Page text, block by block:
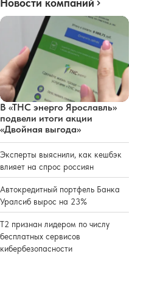
Новости компаний
В «ТНС энерго Ярославль»
подвели итоги акции
«Двойная выгода»
Эксперты выяснили, как кешбэк
влияет на спрос россиян
Автокредитный портфель Банка
Уралсиб вырос на 23%
Т2 признан лидером по числу
бесплатных сервисов
кибербезопасности